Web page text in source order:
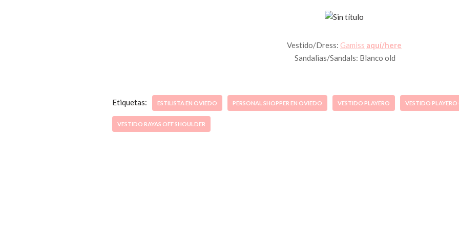
Vestido/Dress: Gamiss aquí/here
Sandalias/Sandals: Blanco old
Etiquetas: ESTILISTA EN OVIEDO PERSONAL SHOPPER EN OVIEDO VESTIDO PLAYERO VESTIDO PLAYERO
VESTIDO RAYAS OFF SHOULDER